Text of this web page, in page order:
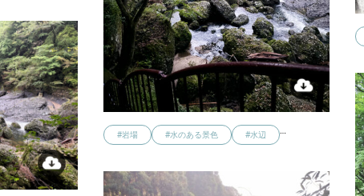
#岩場 #水のある景色 #水辺 …